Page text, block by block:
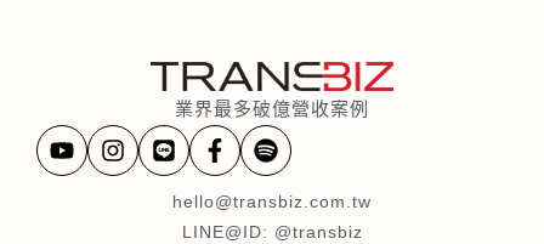
業界最多破億營收案例
hello@transbiz.com.tw
LINE@ID: @transbiz